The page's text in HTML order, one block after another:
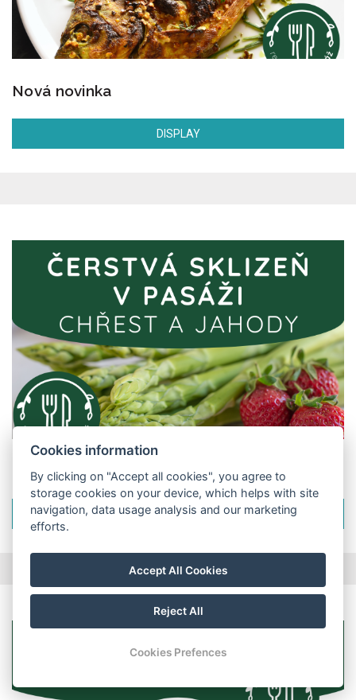
Nová novinka
DISPLAY
Nová novinka
DISPLAY
Cookies information
By clicking on "Accept all cookies", you agree to
storage cookies on your device, which helps with site
navigation, data usage analysis and our marketing
efforts.
Accept All Cookies
Reject All
Cookies Prefences